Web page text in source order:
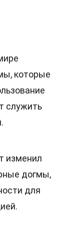
которые
служить
изменил
догмы,
для